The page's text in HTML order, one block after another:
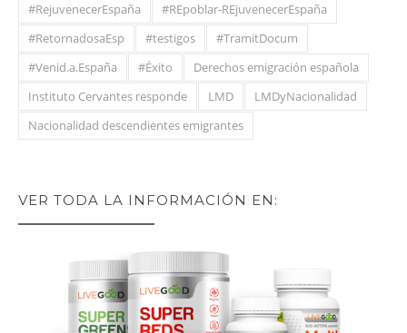
#RejuvenecerEspaña
#REpoblar-REjuvenecerEspaña
#RetornadosaEsp
#testigos
#TramitDocum
#Venid.a.España
#Éxito
Derechos emigración española
Instituto Cervantes responde
LMD
LMDyNacionalidad
Nacionalidad descendientes emigrantes
VER TODA LA INFORMACIÓN EN: